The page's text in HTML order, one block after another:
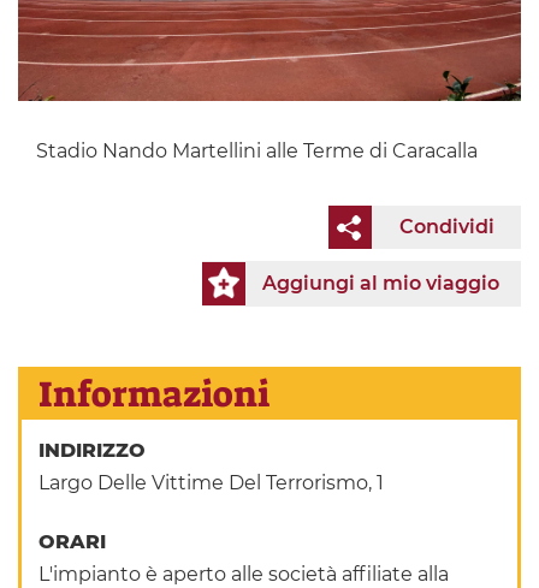
Stadio Nando Martellini alle Terme di Caracalla
Condividi
Aggiungi al mio viaggio
Informazioni
INDIRIZZO
Largo Delle Vittime Del Terrorismo, 1
ORARI
L'impianto è aperto alle società affiliate alla